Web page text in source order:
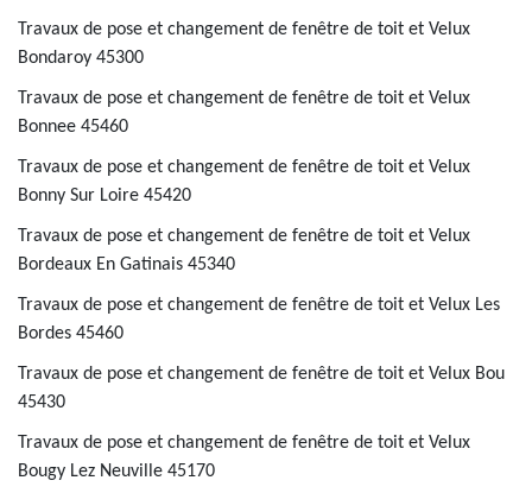
Travaux de pose et changement de fenêtre de toit et Velux
Bondaroy 45300
Travaux de pose et changement de fenêtre de toit et Velux
Bonnee 45460
Travaux de pose et changement de fenêtre de toit et Velux
Bonny Sur Loire 45420
Travaux de pose et changement de fenêtre de toit et Velux
Bordeaux En Gatinais 45340
Travaux de pose et changement de fenêtre de toit et Velux Les
Bordes 45460
Travaux de pose et changement de fenêtre de toit et Velux Bou
45430
Travaux de pose et changement de fenêtre de toit et Velux
Bougy Lez Neuville 45170